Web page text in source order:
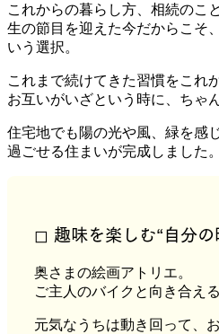
これからの暮らし方、相続のこ
生の節目を迎えた今だからこそ
いう選択。
これまで続けてきた習慣をこれ
お互いがいざという時に、ちゃ
住宅地でも陽の光や風、緑を感
過ごせる住まいが完成しました。
◻︎ 趣味を楽しむ“自分の
奥さまの絵画アトリエ。
ご主人のバイクと向き合え
元気なうちは動き回って、